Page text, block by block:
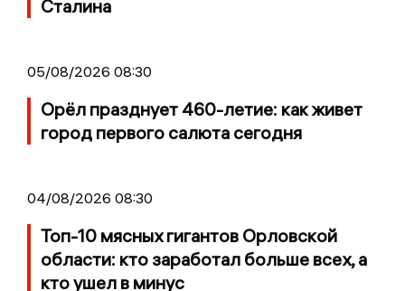
Сталина
05/08/2026 08:30
Орёл празднует 460-летие: как живет
город первого салюта сегодня
04/08/2026 08:30
Топ-10 мясных гигантов Орловской
области: кто заработал больше всех, а
кто ушел в минус